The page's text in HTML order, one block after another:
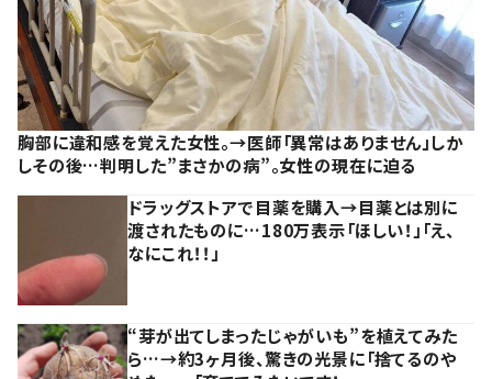
胸部に違和感を覚えた女性。→医師「異常はありません」しか
しその後…判明した”まさかの病”。女性の現在に迫る
ドラッグストアで目薬を購入→目薬とは別に
渡されたものに…180万表示「ほしい！」「え、
なにこれ！！」
“芽が出てしまったじゃがいも”を植えてみた
ら…→約3ヶ月後、驚きの光景に「捨てるのや